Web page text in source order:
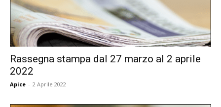
Rassegna stampa dal 27 marzo al 2 aprile
2022
Apice - 2 Aprile 2022